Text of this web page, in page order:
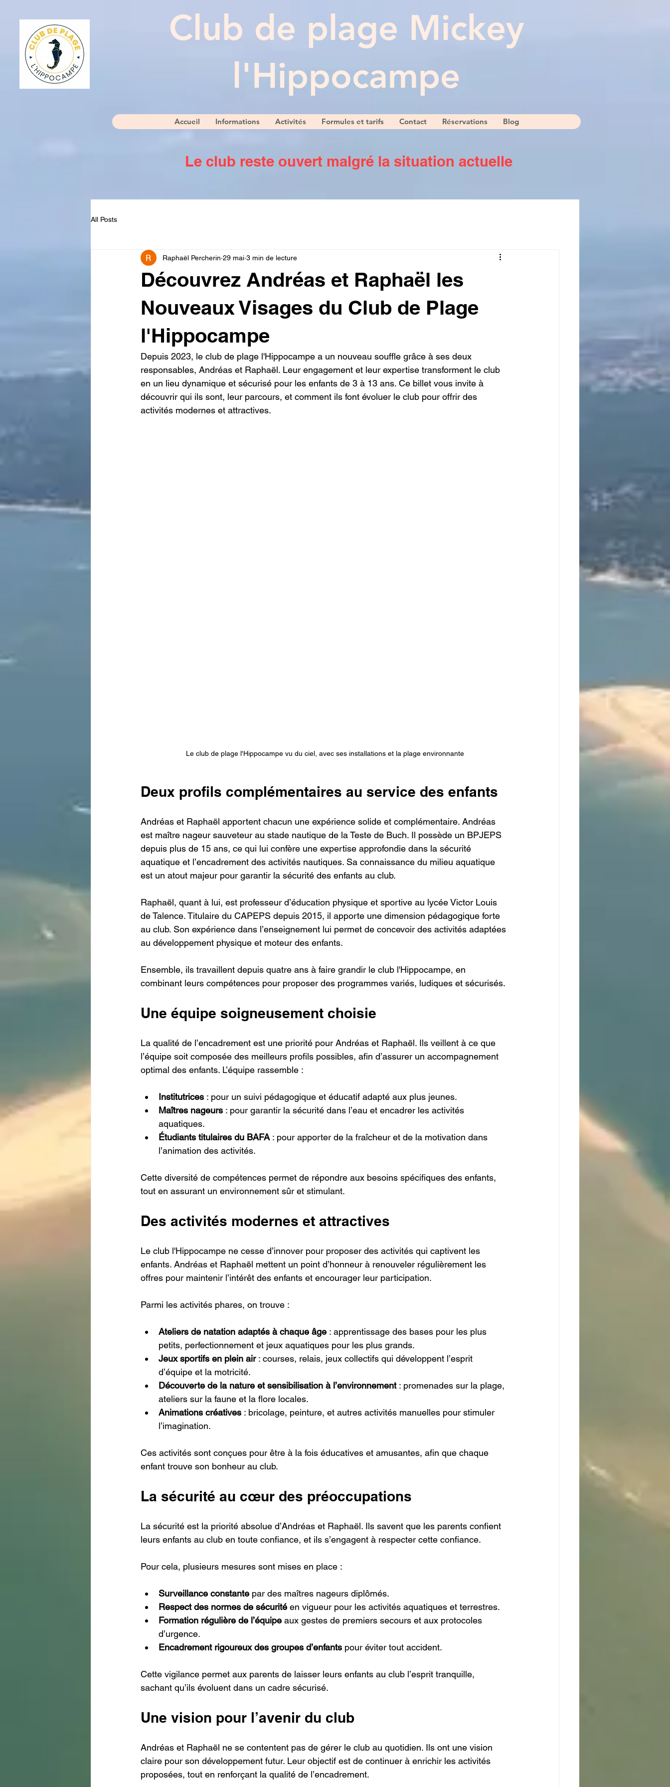
Club de plage Mickey
l'Hippocampe
Accueil Informations Activités Formules et tarifs Contact Réservations Blog
Le club reste ouvert malgré la situation actuelle
All Posts
Découvrez Andréas et Raphaël les
Nouveaux Visages du Club de Plage
l'Hippocampe
Raphaël Percherin 29 mai 3 min de lecture
Depuis 2023, le club de plage l'Hippocampe a un nouveau souffle grâce à ses deux
responsables, Andréas et Raphaël. Leur engagement et leur expertise transforment le club
en un lieu dynamique et sécurisé pour les enfants de 3 à 13 ans. Ce billet vous invite à
découvrir qui ils sont, leur parcours, et comment ils font évoluer le club pour offrir des
activités modernes et attractives.
Le club de plage l'Hippocampe vu du ciel, avec ses installations et la plage environnante
Deux profils complémentaires au service des enfants
Andréas et Raphaël apportent chacun une expérience solide et complémentaire. Andréas
est maître nageur sauveteur au stade nautique de la Teste de Buch. Il possède un BPJEPS
depuis plus de 15 ans, ce qui lui confère une expertise approfondie dans la sécurité
aquatique et l’encadrement des activités nautiques. Sa connaissance du milieu aquatique
est un atout majeur pour garantir la sécurité des enfants au club.
Raphaël, quant à lui, est professeur d’éducation physique et sportive au lycée Victor Louis
de Talence. Titulaire du CAPEPS depuis 2015, il apporte une dimension pédagogique forte
au club. Son expérience dans l’enseignement lui permet de concevoir des activités adaptées
au développement physique et moteur des enfants.
Ensemble, ils travaillent depuis quatre ans à faire grandir le club l'Hippocampe, en
combinant leurs compétences pour proposer des programmes variés, ludiques et sécurisés.
Une équipe soigneusement choisie
La qualité de l’encadrement est une priorité pour Andréas et Raphaël. Ils veillent à ce que
l’équipe soit composée des meilleurs profils possibles, afin d’assurer un accompagnement
optimal des enfants. L’équipe rassemble :
Institutrices : pour un suivi pédagogique et éducatif adapté aux plus jeunes.
Maîtres nageurs : pour garantir la sécurité dans l’eau et encadrer les activités
aquatiques.
Étudiants titulaires du BAFA : pour apporter de la fraîcheur et de la motivation dans
l’animation des activités.
Cette diversité de compétences permet de répondre aux besoins spécifiques des enfants,
tout en assurant un environnement sûr et stimulant.
Des activités modernes et attractives
Le club l'Hippocampe ne cesse d’innover pour proposer des activités qui captivent les
enfants. Andréas et Raphaël mettent un point d’honneur à renouveler régulièrement les
offres pour maintenir l’intérêt des enfants et encourager leur participation.
Parmi les activités phares, on trouve :
Ateliers de natation adaptés à chaque âge : apprentissage des bases pour les plus
petits, perfectionnement et jeux aquatiques pour les plus grands.
Jeux sportifs en plein air : courses, relais, jeux collectifs qui développent l’esprit
d’équipe et la motricité.
Découverte de la nature et sensibilisation à l’environnement : promenades sur la plage,
ateliers sur la faune et la flore locales.
Animations créatives : bricolage, peinture, et autres activités manuelles pour stimuler
l’imagination.
Ces activités sont conçues pour être à la fois éducatives et amusantes, afin que chaque
enfant trouve son bonheur au club.
La sécurité au cœur des préoccupations
La sécurité est la priorité absolue d’Andréas et Raphaël. Ils savent que les parents confient
leurs enfants au club en toute confiance, et ils s’engagent à respecter cette confiance.
Pour cela, plusieurs mesures sont mises en place :
Surveillance constante par des maîtres nageurs diplômés.
Respect des normes de sécurité en vigueur pour les activités aquatiques et terrestres.
Formation régulière de l’équipe aux gestes de premiers secours et aux protocoles
d’urgence.
Encadrement rigoureux des groupes d’enfants pour éviter tout accident.
Cette vigilance permet aux parents de laisser leurs enfants au club l’esprit tranquille,
sachant qu’ils évoluent dans un cadre sécurisé.
Une vision pour l’avenir du club
Andréas et Raphaël ne se contentent pas de gérer le club au quotidien. Ils ont une vision
claire pour son développement futur. Leur objectif est de continuer à enrichir les activités
proposées, tout en renforçant la qualité de l’encadrement.